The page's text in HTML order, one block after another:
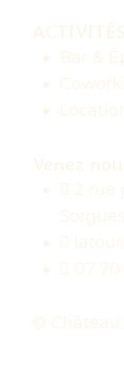
Bar &
Venez
2 rue
Sorgues
07 70
© Château